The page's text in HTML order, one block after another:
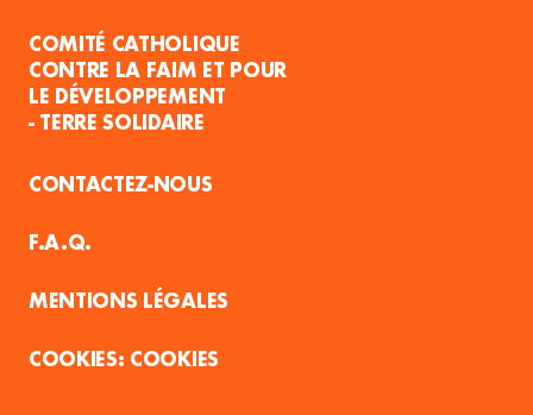
COMITÉ CATHOLIQUE
CONTRE LA FAIM ET POUR
LE DÉVELOPPEMENT
- TERRE SOLIDAIRE
CONTACTEZ-NOUS
F.A.Q.
MENTIONS LÉGALES
COOKIES